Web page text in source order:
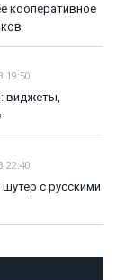
кооперативное
19:50
виджеты,
22:40
с русскими